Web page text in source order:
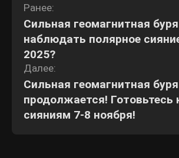
Навигация
по
записям
Ранее:
Сильная геомагнитная
наблюдать полярное
2025?
Далее:
Сильная геомагнитная
продолжается!
сияниям 7-8 ноября!